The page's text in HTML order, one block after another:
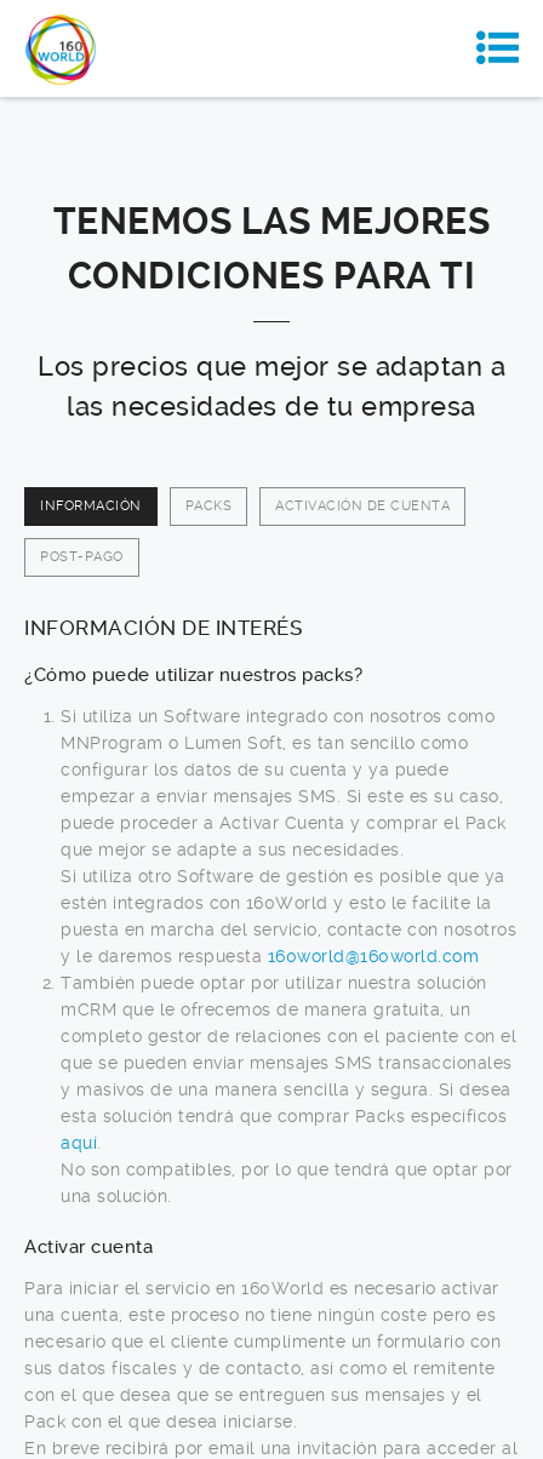
TENEMOS LAS MEJORES
CONDICIONES PARA TI
Los precios que mejor se adaptan a
las necesidades de tu empresa
INFORMACIÓN PACKS ACTIVACIÓN DE CUENTA
POST-PAGO
INFORMACIÓN DE INTERÉS
¿Cómo puede utilizar nuestros packs?
Si utiliza un Software integrado con nosotros como
MNProgram o Lumen Soft, es tan sencillo como
configurar los datos de su cuenta y ya puede
empezar a enviar mensajes SMS. Si este es su caso,
puede proceder a Activar Cuenta y comprar el Pack
que mejor se adapte a sus necesidades.
Si utiliza otro Software de gestión es posible que ya
estén integrados con 160World y esto le facilite la
puesta en marcha del servicio, contacte con nosotros
y le daremos respuesta 160world@160world.com
También puede optar por utilizar nuestra solución
mCRM que le ofrecemos de manera gratuita, un
completo gestor de relaciones con el paciente con el
que se pueden enviar mensajes SMS transaccionales
y masivos de una manera sencilla y segura. Si desea
esta solución tendrá que comprar Packs específicos
aquí
No son compatibles, por lo que tendrá que optar por
una solución.
Activar cuenta
Para iniciar el servicio en 160World es necesario activar
una cuenta, este proceso no tiene ningún coste pero es
necesario que el cliente cumplimente un formulario con
sus datos fiscales y de contacto, así como el remitente
con el que desea que se entreguen sus mensajes y el
Pack con el que desea iniciarse.
En breve recibirá por email una invitación para acceder al